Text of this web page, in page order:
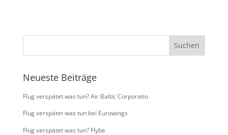
Neueste Beiträge
Flug verspätet was tun? Air Baltic Corporatio
Flug verspätet was tun bei Eurowings
Flug verspätet was tun? Flybe